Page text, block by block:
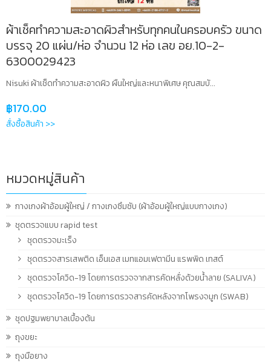
ผ้าเช็คทำความสะอาดผิวสำหรับทุกคนในครอบครัว ขนาด
บรรจุ 20 แผ่น/ห่อ จำนวน 12 ห่อ เลข อย.10-2-
6300029423
Nisuki ผ้าเช็ดทำความสะอาดผิว ผืนใหญ่และหนาพิเศษ คุณสมบั...
฿170.00
สั่งซื้อสินค้า >>
หมวดหมู่สินค้า
กางเกงผ้าอ้อมผู้ใหญ่ / กางเกงซึมซับ (ผ้าอ้อมผู้ใหญ่แบบกางเกง)
ชุดตรวจแบบ rapid test
ชุดตรวจมะเร็ง
ชุดตรวจสารเสพติด เอ็นเอส เมทแอมเฟตามีน แรพพิด เทสต์
ชุดตรวจโควิด-19 โดยการตรวจจากสารคัดหลั่งด้วยน้ำลาย (SALIVA)
ชุดตรวจโควิด-19 โดยการตรวจสารคัดหลังจากโพรงจมูก (SWAB)
ชุดปฐมพยาบาลเบื้องต้น
ถุงขยะ
ถุงมือยาง